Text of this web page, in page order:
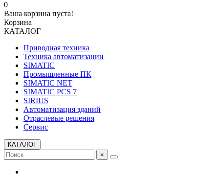
0
Ваша корзина пуста!
Корзина
КАТАЛОГ
Приводная техника
Техника автоматизации
SIMATIC
Промышленные ПК
SIMATIC NET
SIMATIC PCS 7
SIRIUS
Автоматизация зданий
Отраслевые решения
Сервис
КАТАЛОГ
×